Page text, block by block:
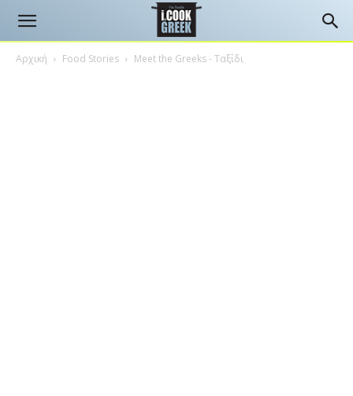
Αρχική Food Stories Meet the Greeks - Ταξίδι